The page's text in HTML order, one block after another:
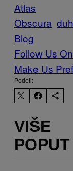
Atlas
Obscura
Blog
Follow Us
Make Us
Podeli:
VIŠE